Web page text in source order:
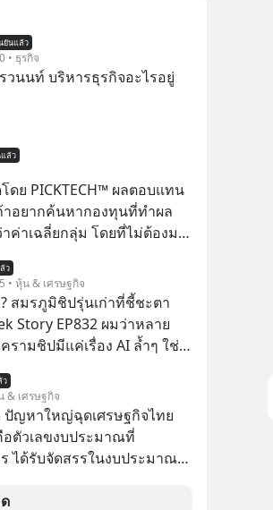
ยันแล้ว
• ธุรกิจ
วนนท์ บริหารธุรกิจอะไรอยู่
ล้ว
ดย PICKTECH™ ผลตอบแทน
าอยากค้นหากองทุนที่ทำผล
ลุ่ม โดยที่ไม่ต้องมา
WealthX ช่วยคัดกองทุนเด่น
ว
• หุ้น & เศรษฐกิจ
สมรภูมิชิปรุ่นเก่าที่ชี้ชะตา
Story EP832 ผมว่าหลาย
รามชิปมีแค่เรื่อง AI ล้ำๆ ใช่
งเดินเกมที่น่ากลัวกว่า โดย
‘Legacy Chips’ หรือชิปรุ่น
คือหัวใจที่ซ่อนอยู่ในรถยนต์
จนถึงขีปนาวุธ! จีนกำลัง
นอุดหนุนมหาศาลจนราคาพัง
ว
& เศรษฐกิจ
ปัญหาใหญ่ฉุดเศรษฐกิจไทย
ตัวเลขงบประมาณที่
ได้รับจัดสรรในงบประมาณ